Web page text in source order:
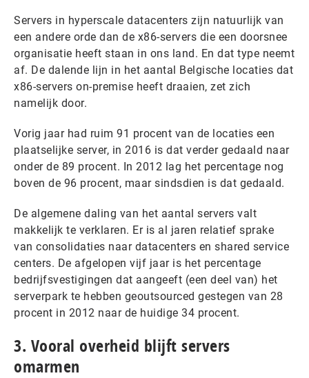
Servers in hyperscale datacenters zijn natuurlijk van
een andere orde dan de x86-servers die een doorsnee
organisatie heeft staan in ons land. En dat type neemt
af. De dalende lijn in het aantal Belgische locaties dat
x86-servers on-premise heeft draaien, zet zich
namelijk door.
Vorig jaar had ruim 91 procent van de locaties een
plaatselijke server, in 2016 is dat verder gedaald naar
onder de 89 procent. In 2012 lag het percentage nog
boven de 96 procent, maar sindsdien is dat gedaald.
De algemene daling van het aantal servers valt
makkelijk te verklaren. Er is al jaren relatief sprake
van consolidaties naar datacenters en shared service
centers. De afgelopen vijf jaar is het percentage
bedrijfsvestigingen dat aangeeft (een deel van) het
serverpark te hebben geoutsourced gestegen van 28
procent in 2012 naar de huidige 34 procent.
3. Vooral overheid blijft servers
omarmen